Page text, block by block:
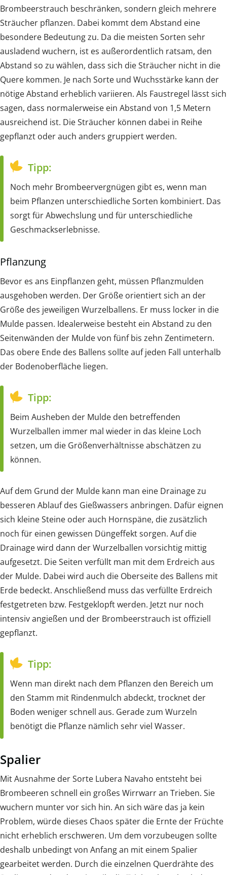
Brombeerstrauch beschränken, sondern gleich mehrere
Sträucher pflanzen. Dabei kommt dem Abstand eine
besondere Bedeutung zu. Da die meisten Sorten sehr
ausladend wuchern, ist es außerordentlich ratsam, den
Abstand so zu wählen, dass sich die Sträucher nicht in die
Quere kommen. Je nach Sorte und Wuchsstärke kann der
nötige Abstand erheblich variieren. Als Faustregel lässt sich
sagen, dass normalerweise ein Abstand von 1,5 Metern
ausreichend ist. Die Sträucher können dabei in Reihe
gepflanzt oder auch anders gruppiert werden.
Tipp:
Noch mehr Brombeervergnügen gibt es, wenn man
beim Pflanzen unterschiedliche Sorten kombiniert. Das
sorgt für Abwechslung und für unterschiedliche
Geschmackserlebnisse.
Pflanzung
Bevor es ans Einpflanzen geht, müssen Pflanzmulden
ausgehoben werden. Der Größe orientiert sich an der
Größe des jeweiligen Wurzelballens. Er muss locker in die
Mulde passen. Idealerweise besteht ein Abstand zu den
Seitenwänden der Mulde von fünf bis zehn Zentimetern.
Das obere Ende des Ballens sollte auf jeden Fall unterhalb
der Bodenoberfläche liegen.
Tipp:
Beim Ausheben der Mulde den betreffenden
Wurzelballen immer mal wieder in das kleine Loch
setzen, um die Größenverhältnisse abschätzen zu
können.
Auf dem Grund der Mulde kann man eine Drainage zu
besseren Ablauf des Gießwassers anbringen. Dafür eignen
sich kleine Steine oder auch Hornspäne, die zusätzlich
noch für einen gewissen Düngeffekt sorgen. Auf die
Drainage wird dann der Wurzelballen vorsichtig mittig
aufgesetzt. Die Seiten verfüllt man mit dem Erdreich aus
der Mulde. Dabei wird auch die Oberseite des Ballens mit
Erde bedeckt. Anschließend muss das verfüllte Erdreich
festgetreten bzw. Festgeklopft werden. Jetzt nur noch
intensiv angießen und der Brombeerstrauch ist offiziell
gepflanzt.
Tipp:
Wenn man direkt nach dem Pflanzen den Bereich um
den Stamm mit Rindenmulch abdeckt, trocknet der
Boden weniger schnell aus. Gerade zum Wurzeln
benötigt die Pflanze nämlich sehr viel Wasser.
Spalier
Mit Ausnahme der Sorte Lubera Navaho entsteht bei
Brombeeren schnell ein großes Wirrwarr an Trieben. Sie
wuchern munter vor sich hin. An sich wäre das ja kein
Problem, würde dieses Chaos später die Ernte der Früchte
nicht erheblich erschweren. Um dem vorzubeugen sollte
deshalb unbedingt von Anfang an mit einem Spalier
gearbeitet werden. Durch die einzelnen Querdrähte des